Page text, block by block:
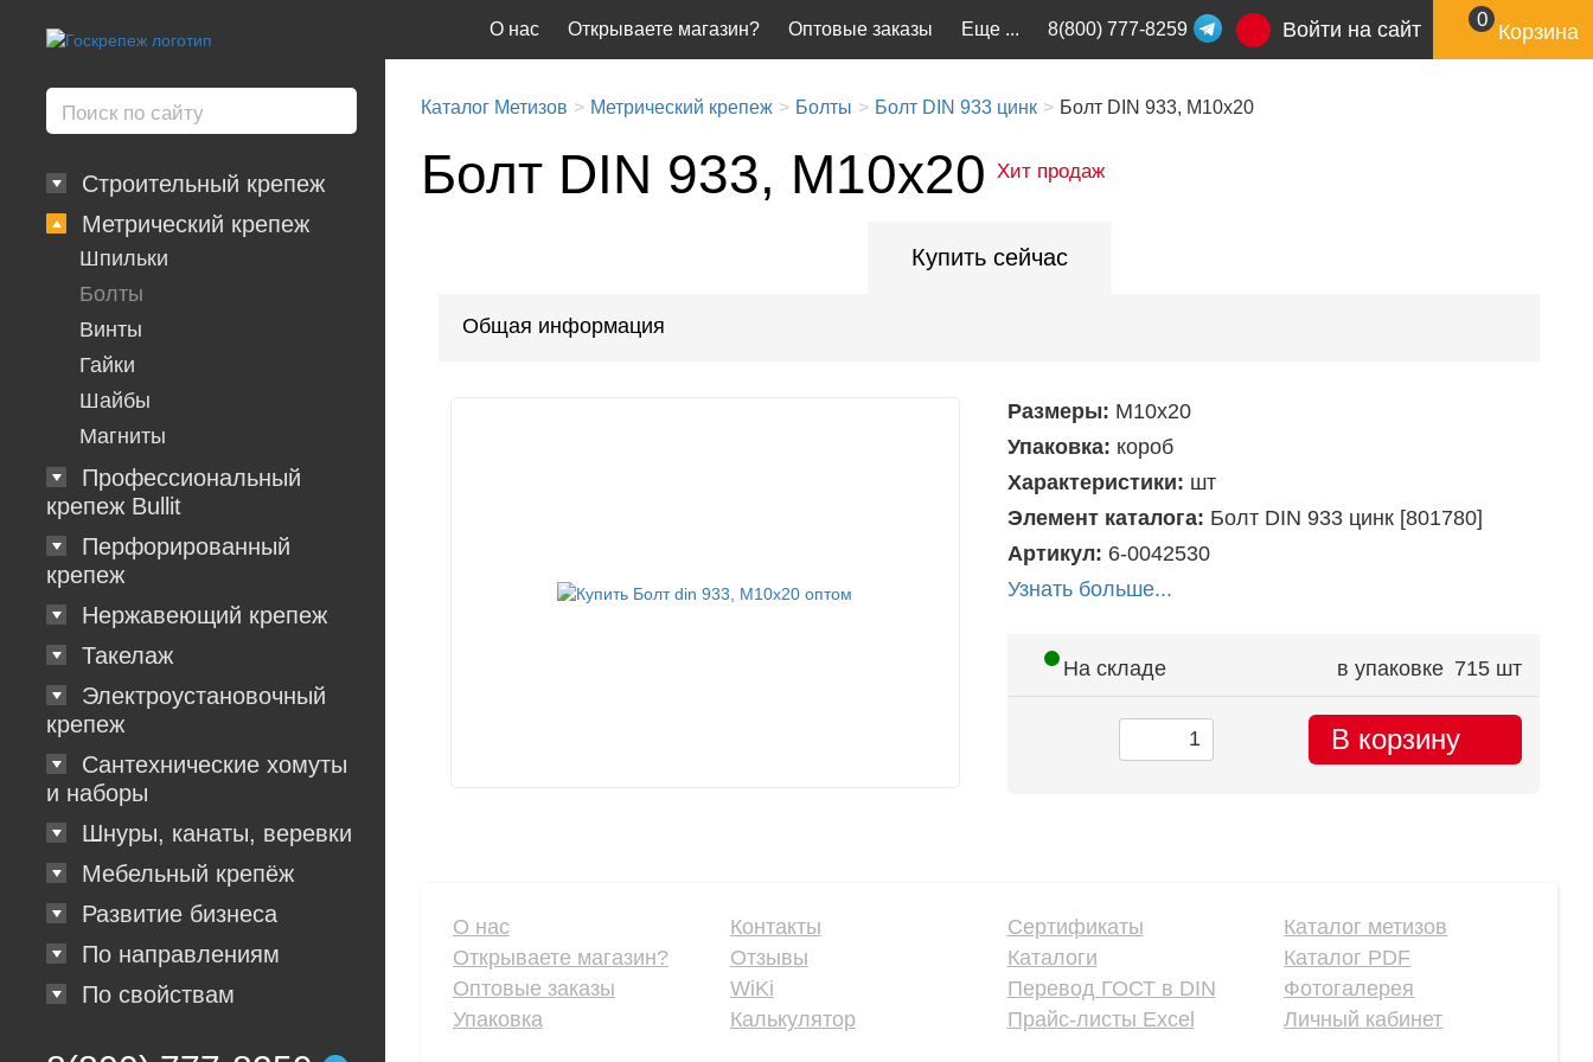
Строительный крепеж
Метрический крепеж
Шпильки
Болты
Винты
Гайки
Шайбы
Магниты
Профессиональный
крепеж Bullit
Перфорированный
крепеж
Нержавеющий крепеж
Такелаж
Электроустановочный
крепеж
Сантехнические хомуты
и наборы
Шнуры, канаты, веревки
Мебельный крепёж
Развитие бизнеса
По направлениям
По свойствам
Еще ...
О нас Открываете магазин? Оптовые заказы 8(800) 777-8259 Войти на сайт 0
Корзина
Каталог Метизов Метрический крепеж Болты Болт DIN 933 цинк Болт DIN 933, М10x20
Болт DIN 933, М10x20 Хит продаж
Купить сейчас
Общая информация
Размеры: М10х20
Упаковка: короб
Характеристики: шт
Элемент каталога: Болт DIN 933 цинк [801780]
Артикул: 6-0042530
Узнать больше...
На складе в упаковке 715 шт
В корзину
О нас
Открываете магазин?
Оптовые заказы
Упаковка
Контакты
Отзывы
WiKi
Калькулятор
Сертификаты
Каталоги
Перевод ГОСТ в DIN
Прайс-листы Excel
Каталог метизов
Каталог PDF
Фотогалерея
Личный кабинет